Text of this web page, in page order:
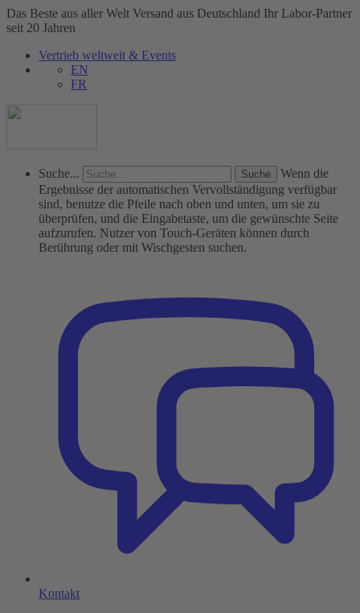
Das Beste aus aller Welt Versand aus Deutschland Ihr Labor-Partner
seit 20 Jahren
Vertrieb weltweit & Events
EN
FR
Suche...
Wenn die
Ergebnisse der automatischen Vervollständigung verfügbar
sind, benutze die Pfeile nach oben und unten, um sie zu
überprüfen, und die Eingabetaste, um die gewünschte Seite
aufzurufen. Nutzer von Touch-Geräten können durch
Berührung oder mit Wischgesten suchen.
Kontakt